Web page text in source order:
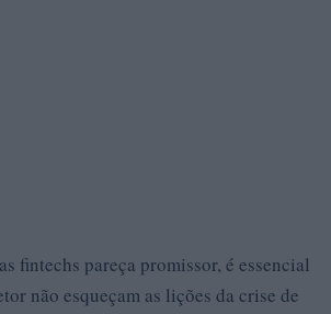
fintechs pareça promissor, é essencial
não esqueçam as lições da crise de